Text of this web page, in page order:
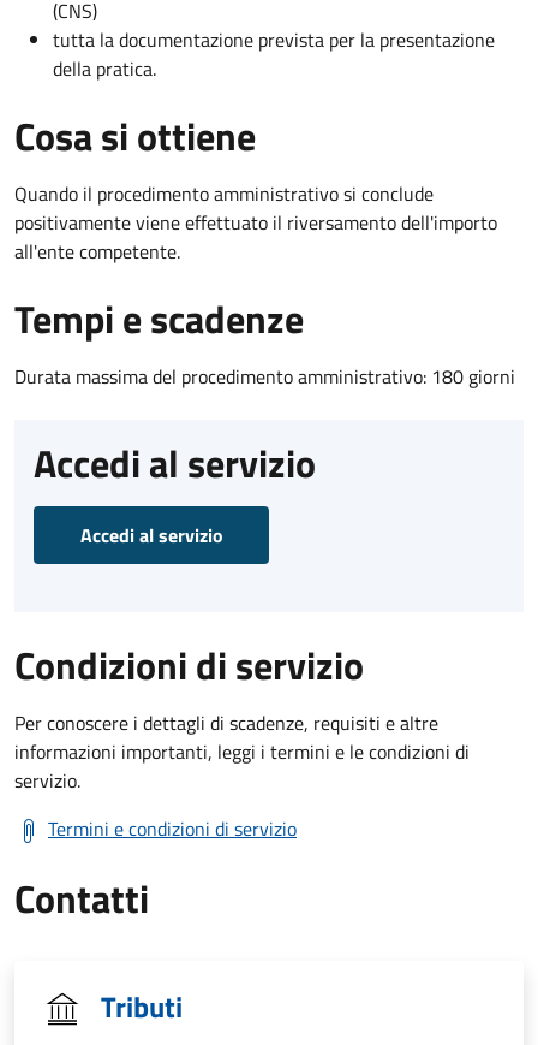
(CNS)
tutta la documentazione prevista per la presentazione
della pratica.
Cosa si ottiene
Quando il procedimento amministrativo si conclude
positivamente viene effettuato il riversamento dell'importo
all'ente competente.
Tempi e scadenze
Durata massima del procedimento amministrativo: 180 giorni
Accedi al servizio
Accedi al servizio
Condizioni di servizio
Per conoscere i dettagli di scadenze, requisiti e altre
informazioni importanti, leggi i termini e le condizioni di
servizio.
Termini e condizioni di servizio
Contatti
Tributi